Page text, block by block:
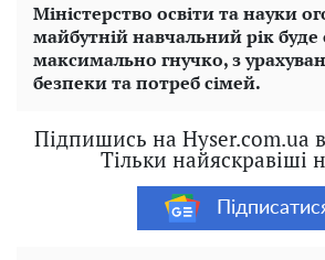
Міністерство освіти та науки
майбутній навчальний рік буде
максимально гнучко, з
безпеки та потреб сімей.
Підпишись на Hyser.com.ua
Тільки найяскравіші